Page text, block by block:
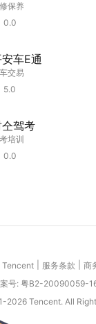
保养
0.0
车E通
交易
5.0
仝驾考
培训
0.0
Tencent 服务条款 商
号: 粤B2-20090059-
2026 Tencent. All